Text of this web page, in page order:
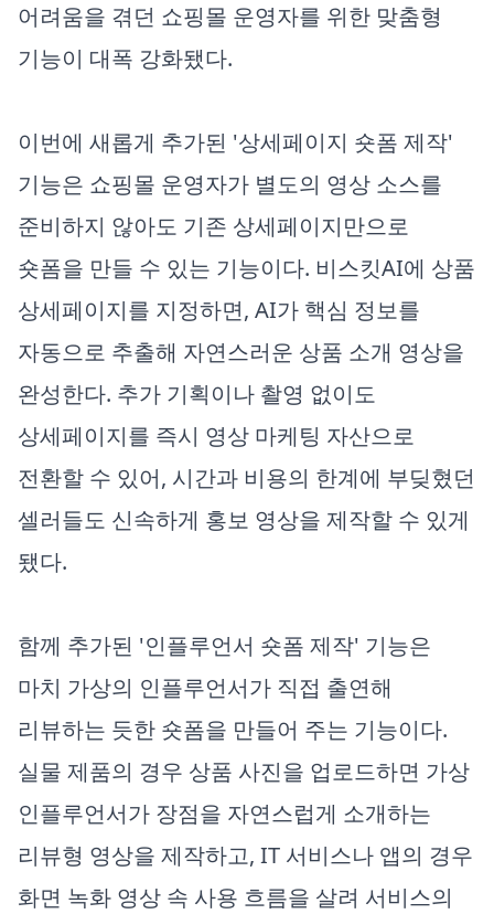
어려움을 겪던 쇼핑몰 운영자를 위한 맞춤형
기능이 대폭 강화됐다.
이번에 새롭게 추가된 '상세페이지 숏폼 제작'
기능은 쇼핑몰 운영자가 별도의 영상 소스를
준비하지 않아도 기존 상세페이지만으로
숏폼을 만들 수 있는 기능이다. 비스킷AI에 상품
상세페이지를 지정하면, AI가 핵심 정보를
자동으로 추출해 자연스러운 상품 소개 영상을
완성한다. 추가 기획이나 촬영 없이도
상세페이지를 즉시 영상 마케팅 자산으로
전환할 수 있어, 시간과 비용의 한계에 부딪혔던
셀러들도 신속하게 홍보 영상을 제작할 수 있게
됐다.
함께 추가된 '인플루언서 숏폼 제작' 기능은
마치 가상의 인플루언서가 직접 출연해
리뷰하는 듯한 숏폼을 만들어 주는 기능이다.
실물 제품의 경우 상품 사진을 업로드하면 가상
인플루언서가 장점을 자연스럽게 소개하는
리뷰형 영상을 제작하고, IT 서비스나 앱의 경우
화면 녹화 영상 속 사용 흐름을 살려 서비스의